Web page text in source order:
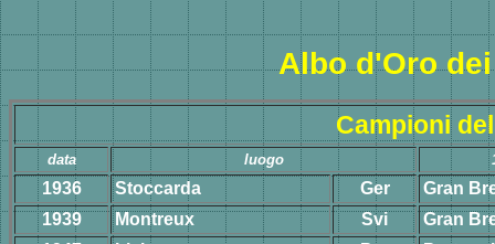
Albo d'Oro
Campioni
data luogo
1936 Stoccarda Ger
Gran
1939
Montreux Svi
Gran